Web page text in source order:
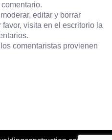
editar y borrar
favor, visita en el escritorio la
comentaristas provienen